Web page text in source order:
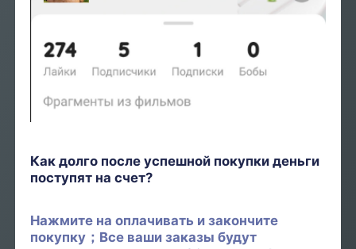
Как долго после успешной покупки деньги
поступят на счет?
Нажмите на оплачивать и закончите
покупку；Все ваши заказы будут